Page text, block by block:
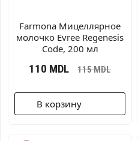
Farmona Мицеллярное
молочко Evree Regenesis
Code, 200 мл
110 MDL 115MDL
В корзину